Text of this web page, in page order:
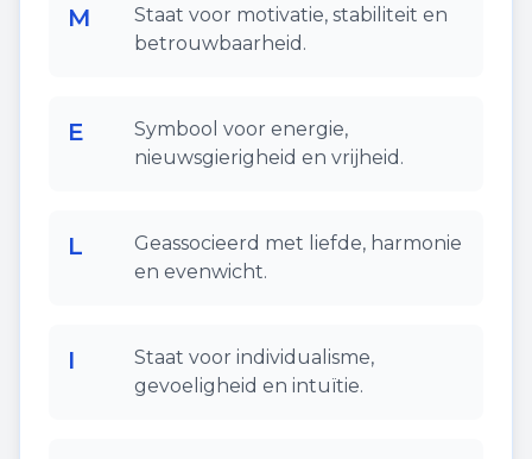
M
Staat voor motivatie, stabiliteit en
betrouwbaarheid.
E
Symbool voor energie,
nieuwsgierigheid en vrijheid.
L
Geassocieerd met liefde, harmonie
en evenwicht.
I
Staat voor individualisme,
gevoeligheid en intuïtie.